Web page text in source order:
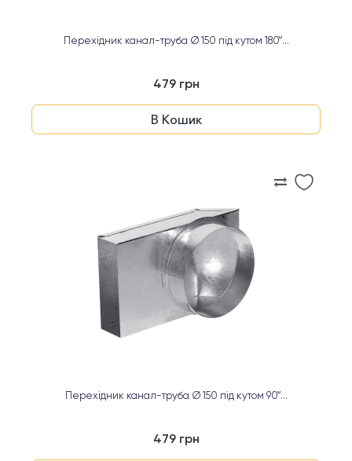
Перехідник канал-труба Ø 150 під кутом 180°...
479 грн
В Кошик
Перехідник канал-труба Ø 150 під кутом 90°...
479 грн